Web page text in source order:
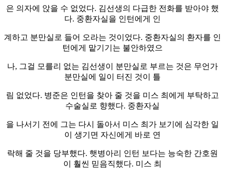
은 의자에 앉을 수 없었다. 김선생의 다급한 전화를 받아야 했
다. 중환자실을 인턴에게 인
계하고 분만실로 들어 오라는 것이었다. 중환자실의 환자를 인
턴에게 맡기기는 불안하였으
나, 그걸 모를리 없는 김선생이 분만실로 부르는 것은 무언가
분만실에 일이 터진 것이 틀
림 없었다. 병준은 인턴을 찾아 줄 것을 미스 최에게 부탁하고
수술실로 향했다. 중환자실
을 나서기 전에 그는 다시 돌아서 미스 최가 보기에 심각한 일
이 생기면 자신에게 바로 연
락해 줄 것을 당부했다. 햇병아리 인턴 보다는 능숙한 간호원
이 훨씬 믿음직했다. 미스 최